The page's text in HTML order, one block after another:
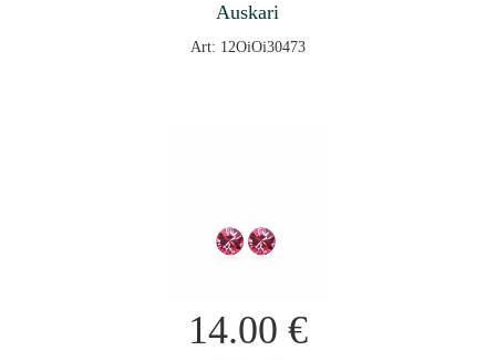
Auskari
Art: 12OiOi30473
14.00 €